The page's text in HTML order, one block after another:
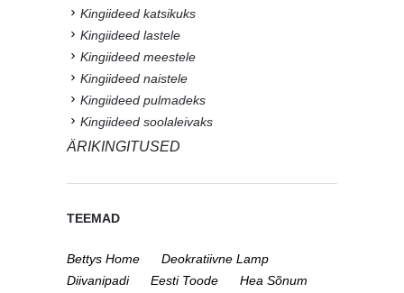
Kingiideed katsikuks
Kingiideed lastele
Kingiideed meestele
Kingiideed naistele
Kingiideed pulmadeks
Kingiideed soolaleivaks
ÄRIKINGITUSED
TEEMAD
Bettys Home
Deokratiivne Lamp
Diivanipadi
Eesti Toode
Hea Sõnum